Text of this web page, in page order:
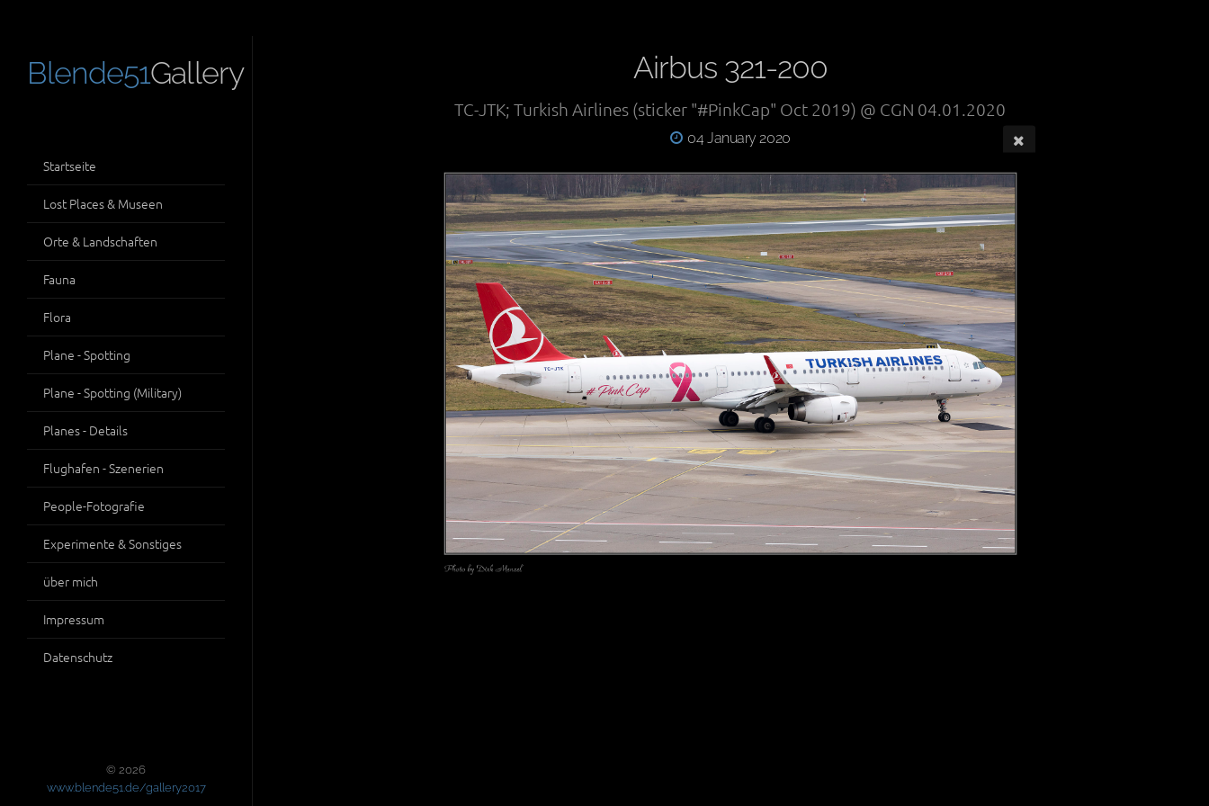
Blende51Gallery
Startseite
Lost Places & Museen
Orte & Landschaften
Fauna
Flora
Plane - Spotting
Plane - Spotting (Military)
Planes - Details
Flughafen - Szenerien
People-Fotografie
Experimente & Sonstiges
über mich
Impressum
Datenschutz
© 2026
www.blende51.de/gallery2017
Airbus 321-200
TC-JTK; Turkish Airlines (sticker "#PinkCap" Oct 2019) @ CGN 04.01.2020
04 January 2020